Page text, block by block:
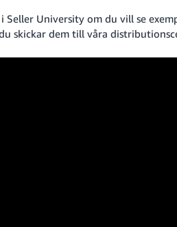
Seller University om du vill se
skickar dem till våra